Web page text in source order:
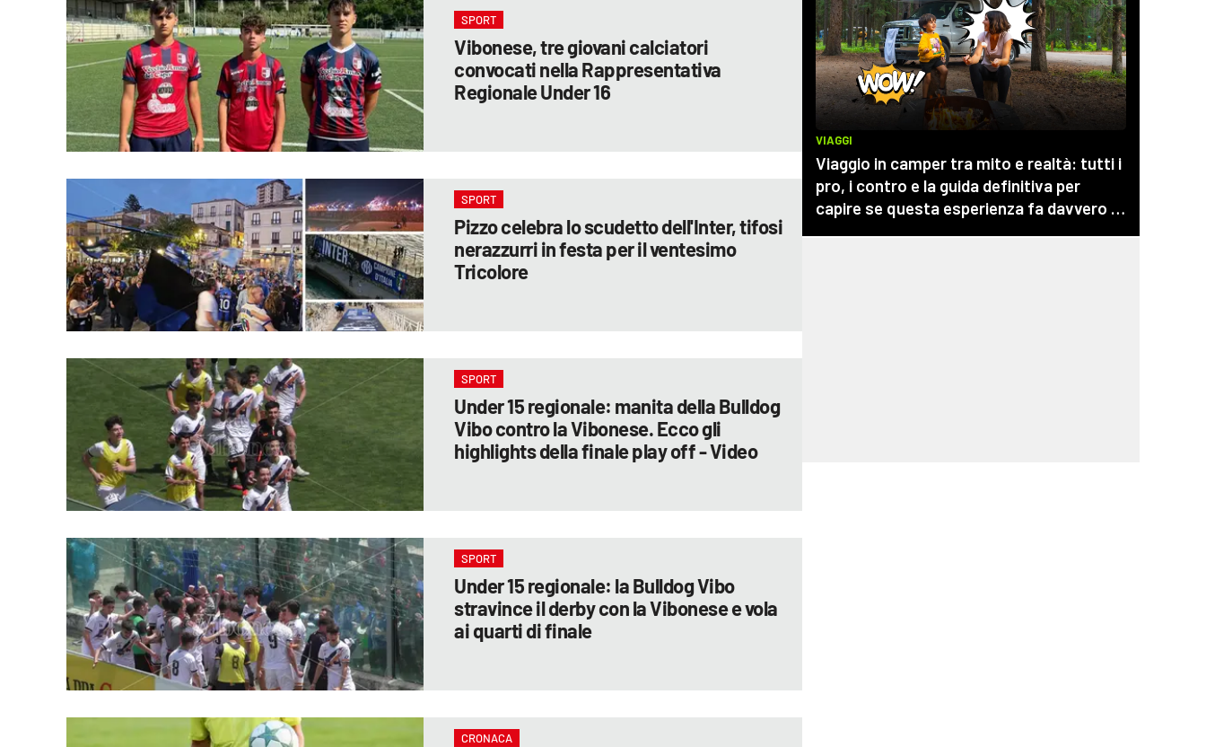
SPORT
Vibonese, tre giovani calciatori
convocati nella Rappresentativa
Regionale Under 16
SPORT
Pizzo celebra lo scudetto dell'Inter, tifosi
nerazzurri in festa per il ventesimo
Tricolore
SPORT
Under 15 regionale: manita della Bulldog
Vibo contro la Vibonese. Ecco gli
highlights della finale play off - Video
SPORT
Under 15 regionale: la Bulldog Vibo
stravince il derby con la Vibonese e vola
ai quarti di finale
CRONACA